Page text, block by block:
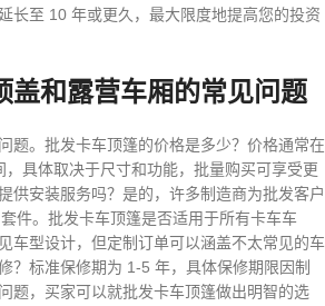
长至 10 年或更久，最大限度地提高您的投资
盖和露营车厢的常见问题
题。批发卡车顶篷的价格是多少？价格通常在
具体取决于尺寸和功能，批量购买可享受更
供安装服务吗？是的，许多制造商为批发客户
件。批发卡车顶篷是否适用于所有卡车车
车型设计，但定制订单可以涵盖不太常见的车
？标准保修期为 1-5 年，具体保修期限因制
题，买家可以就批发卡车顶篷做出明智的选